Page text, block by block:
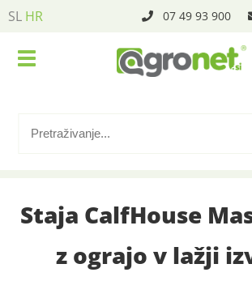
SL HR 07 49 93 900
Staja CalfHouse
z ograjo v lažji